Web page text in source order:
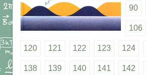
90
106
120 121 122 123 124
138 139 140 141 142